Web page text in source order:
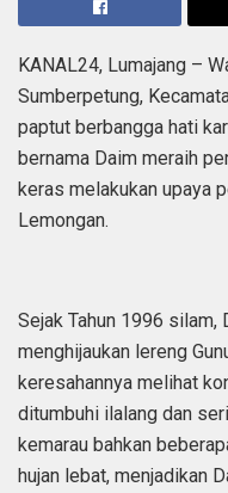
KANAL24, Lumajang –
Sumberpetung,
paptut berbangga hati
bernama Daim meraih
keras melakukan upaya
Lemongan.
Sejak Tahun 1996 silam,
menghijaukan lereng
keresahannya melihat
ditumbuhi ilalang dan
kemarau bahkan
hujan lebat, menjadikan